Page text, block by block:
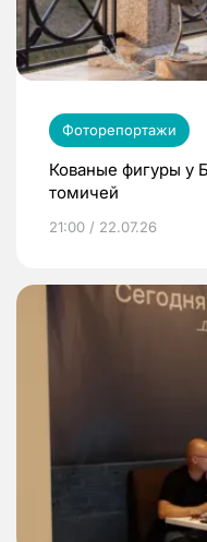
Фоторепортажи
Кованые фигуры у
томичей
21:00 / 22.07.26